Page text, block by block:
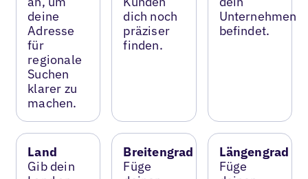
deine
Adresse
für
regionale
Suchen
klarer zu
machen.
dich noch
präziser
finden.
Unternehmen
befindet.
Land
Gib dein
Breitengrad
Füge
Längengrad
Füge